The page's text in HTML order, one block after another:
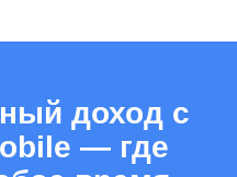
доход с
— где